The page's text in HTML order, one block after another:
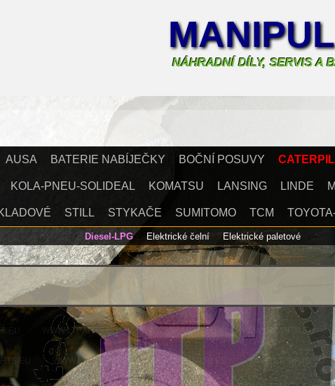
NÁHRADNÍ DÍLY, SERVIS A
AUSA BATERIE NABÍJEČKY BOČNÍ POSUVY
KOLA-PNEU-SOLIDEAL KOMATSU LANSING LINDE
STILL STYKAČE SUMITOMO TCM
Diesel-LPG Elektrické čelní Elektrické paletové